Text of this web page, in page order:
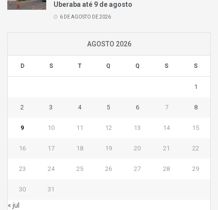
Uberaba até 9 de agosto
6 DE AGOSTO DE 2026
AGOSTO 2026
D S T Q Q S S
1
2 3 4 5 6 7 8
9 10 11 12 13 14 15
16 17 18 19 20 21 22
23 24 25 26 27 28 29
30 31
« jul